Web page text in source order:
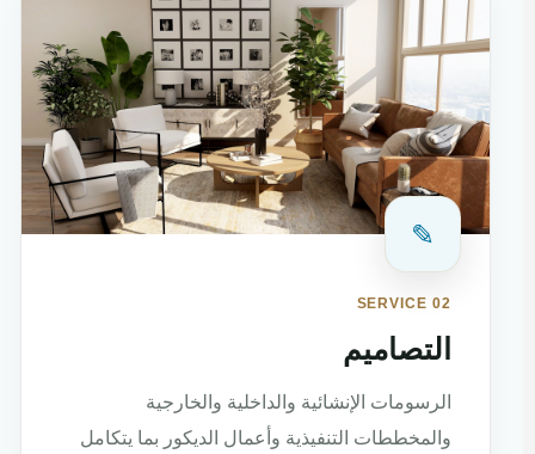
✎
SERVICE 02
التصاميم
الرسومات الإنشائية والداخلية والخارجية
والمخططات التنفيذية وأعمال الديكور بما يتكامل